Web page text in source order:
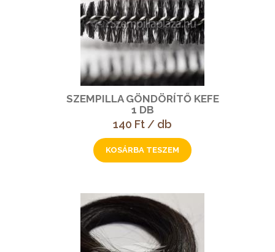
SZEMPILLA GÖNDÖRÍTŐ KEFE
1 DB
140 Ft / db